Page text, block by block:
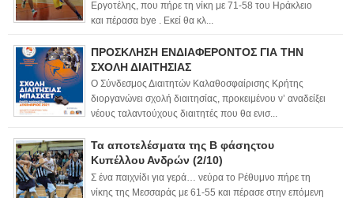
Εργοτέλης, που πήρε τη νίκη με 71-58 του Ηράκλειο
και πέρασα bye . Εκεί θα κλ...
ΠΡΟΣΚΛΗΣΗ ΕΝΔΙΑΦΕΡΟΝΤΟΣ ΓΙΑ ΤΗΝ
ΣΧΟΛΗ ΔΙΑΙΤΗΣΙΑΣ
Ο Σύνδεσμος Διαιτητών Καλαθοσφαίρισης Κρήτης
διοργανώνει σχολή διαιτησίας, προκειμένου ν’ αναδείξει
νέους ταλαντούχους διαιτητές που θα ενισ...
Τα αποτελέσματα της Β φάσηςτου
Κυπέλλου Ανδρών (2/10)
Σ ένα παιχνίδι για γερά… νεύρα το Ρέθυμνο πήρε τη
νίκης της Μεσσαράς με 61-55 και πέρασε στην επόμενη